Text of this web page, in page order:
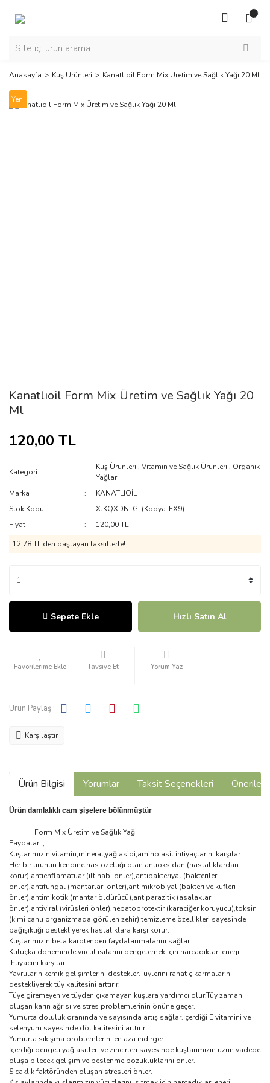
Anasayfa Kuş Ürünleri Kanatlıoil Form Mix Üretim ve Sağlık Yağı 20 Ml
Yeni
Kanatlıoil Form Mix Üretim ve Sağlık Yağı 20
Ml
120,00 TL
Kategori
Kuş Ürünleri ,Vitamin ve Sağlık Ürünleri , Organik
Yağlar
Marka
KANATLIOİL
Stok Kodu
XJKQXDNLGL(Kopya-FX9)
Fiyat
120,00 TL
12,78 TL den başlayan taksitlerle!
Sepete Ekle Hızlı Satın Al
Tavsiye Et Yorum Yaz
Ürün Paylaş :
Karşılaştır
Ürün Bilgisi Yorumlar Taksit Seçenekleri
Ürün damlalıklı cam şişelere bölünmüştür
Form Mix Üretim ve Sağlık Yağı
Faydaları ;
Kuşlarımızın vitamin,mineral,yağ asidi,amino asit ihtiyaçlarını karşılar.
Her bir ürünün kendine has özelliği olan antioksidan (hastalıklardan
korur),antienflamatuar (iltihabı önler),antibakteriyal (bakterileri
önler),antifungal (mantarları önler),antimikrobiyal (bakteri ve küfleri
önler),antimikotik (mantar öldürücü),antiparazitik (asalakları
önler),antiviral (virüsleri önler),hepatoprotektir (karaciğer koruyucu),toksin
(kimi canlı organizmada görülen zehir) temizleme özellikleri sayesinde
bağışıklığı destekliyerek hastalıklara karşı korur.
Kuşlarımızın beta karotenden faydalanmalarını sağlar.
Kuluçka döneminde vucut ısılarını dengelemek için harcadıkları enerji
ihtiyacını karşılar.
Yavruların kemik gelişimlerini destekler.Tüylerini rahat çıkarmalarını
destekliyerek tüy kalitesini arttırır.
Tüye giremeyen ve tüyden çıkamayan kuşlara yardımcı olur.Tüy zamanı
oluşan karın ağrısı ve stres problemlerinin önüne geçer.
Yumurta doluluk oranında ve sayısında artış sağlar.İçerdiği E vitamini ve
selenyum sayesinde döl kalitesini arttırır.
Yumurta sıkışma problemlerini en aza indirger.
İçerdiği dengeli yağ asitleri ve zincirleri sayesinde kuşlarımızın uzun vadede
oluşa bilecek gelişim ve beslenme bozukluklarını önler.
Sıcaklık faktöründen oluşan stresleri önler.